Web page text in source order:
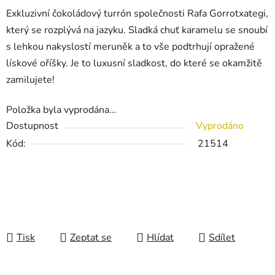
Exkluzivní čokoládový turrón společnosti Rafa Gorrotxategi,
který se rozplývá na jazyku. Sladká chuť karamelu se snoubí
s lehkou nakyslostí meruněk a to vše podtrhují opražené
lískové oříšky. Je to luxusní sladkost, do které se okamžitě
zamilujete!
Položka byla vyprodána…
Dostupnost
Vyprodáno
Kód:
21514
Tisk Zeptat se Hlídat Sdílet